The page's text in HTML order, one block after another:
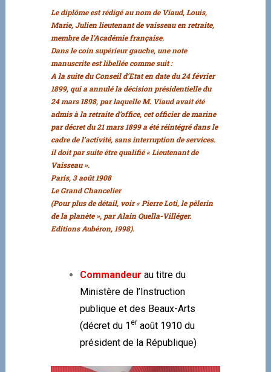
Le diplôme est rédigé au nom de Viaud, Louis,
Marie, Julien lieutenant de vaisseau en retraite,
membre de l’Académie française.
Dans le coin supérieur gauche, une note
manuscrite est libellée comme suit :
A la suite du Conseil d’Etat en date du 24 février
1899, qui a annulé la décision présidentielle du
24 mars 1898, par laquelle M. Viaud avait été
admis à la retraite d’office, cet officier de marine
par décret du 21 mars 1899 a été réintégré dans le
cadre de l’activité, sans interruption de services.
il doit par suite être qualifié « Lieutenant de
Vaisseau ».
Paris, 3 août 1908
Le Grand Chancelier
(Pour plus de détail, voir « Pierre Loti, le pèlerin
de la planète », par Alain Quella-Villéger.
Editions Aubéron, 1998).
Commandeur au titre du
Ministère de l’Instruction
publique et des Beaux-Arts
(décret du 1er août 1910 du
président de la République)